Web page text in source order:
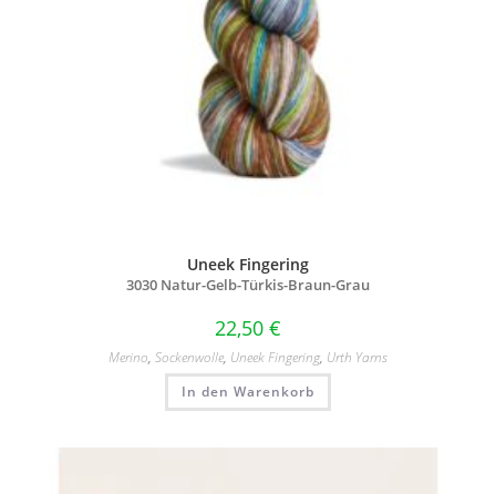
Uneek Fingering
3030 Natur-Gelb-Türkis-Braun-Grau
22,50 €
Merino, Sockenwolle, Uneek Fingering, Urth Yarns
In den Warenkorb